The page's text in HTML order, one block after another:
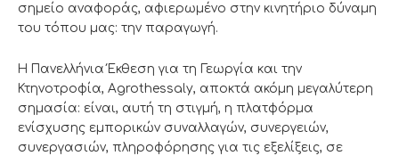
σημείο αναφοράς, αφιερωμένο στην κινητήριο δύναμη
του τόπου μας: την παραγωγή.
Η Πανελλήνια Έκθεση για τη Γεωργία και την
Κτηνοτροφία, Agrothessaly, αποκτά ακόμη μεγαλύτερη
σημασία: είναι, αυτή τη στιγμή, η πλατφόρμα
ενίσχυσης εμπορικών συναλλαγών, συνεργειών,
συνεργασιών, πληροφόρησης για τις εξελίξεις, σε